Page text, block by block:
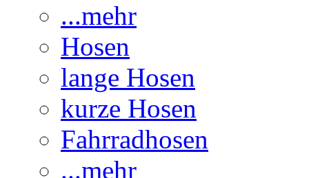
...mehr
Hosen
lange Hosen
kurze Hosen
Fahrradhosen
...mehr